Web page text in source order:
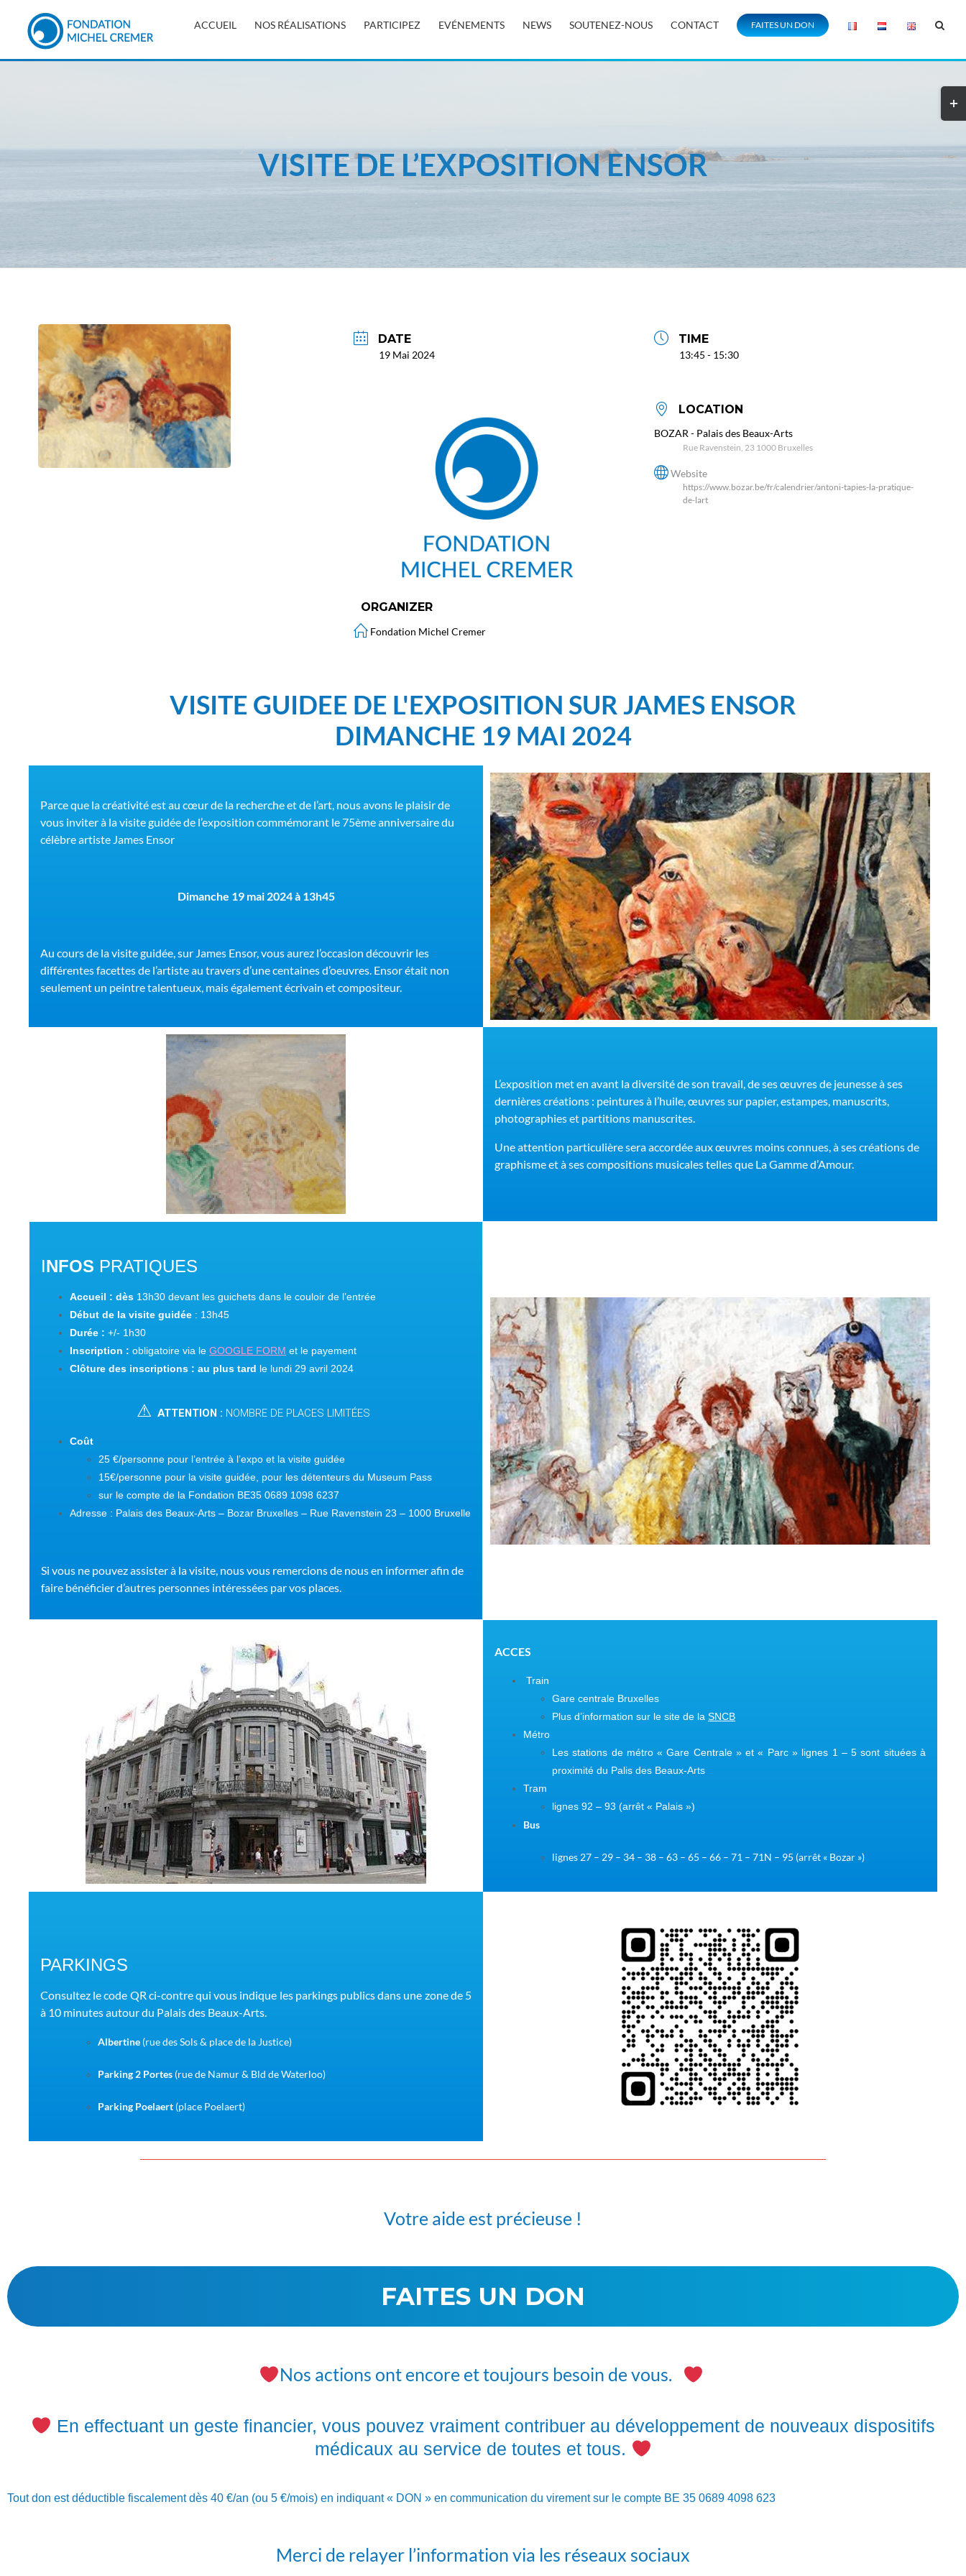
ACCUEIL NOS RÉALISATIONS PARTICIPEZ EVÉNEMENTS NEWS SOUTENEZ-NOUS CONTACT FAITES UN DON
VISITE DE L’EXPOSITION ENSOR
DATE
19 Mai 2024
ORGANIZER
Fondation Michel Cremer
TIME
13:45 - 15:30
LOCATION
BOZAR - Palais des Beaux-Arts
Rue Ravenstein, 23 1000 Bruxelles
Website
https://www.bozar.be/fr/calendrier/antoni-tapies-la-pratique-
de-lart
VISITE GUIDEE DE L'EXPOSITION SUR JAMES ENSOR
DIMANCHE 19 MAI 2024
Parce que la créativité est au cœur de la recherche et de l’art, nous avons le plaisir de
vous inviter à la visite guidée de l’exposition commémorant le 75ème anniversaire du
célèbre artiste James Ensor
Dimanche 19 mai 2024 à 13h45
Au cours de la visite guidée, sur James Ensor, vous aurez l’occasion découvrir les
différentes facettes de l’artiste au travers d’une centaines d’oeuvres. Ensor était non
seulement un peintre talentueux, mais également écrivain et compositeur.
L’exposition met en avant la diversité de son travail, de ses œuvres de jeunesse à ses
dernières créations : peintures à l’huile, œuvres sur papier, estampes, manuscrits,
photographies et partitions manuscrites.
Une attention particulière sera accordée aux œuvres moins connues, à ses créations de
graphisme et à ses compositions musicales telles que La Gamme d’Amour.
INFOS PRATIQUES
Accueil : dès 13h30 devant les guichets dans le couloir de l’entrée
Début de la visite guidée : 13h45
Durée : +/- 1h30
Inscription : obligatoire via le GOOGLE FORM et le payement
Clôture des inscriptions : au plus tard le lundi 29 avril 2024
⚠ ATTENTION : NOMBRE DE PLACES LIMITÉES
Coût
25 €/personne pour l’entrée à l’expo et la visite guidée
15€/personne pour la visite guidée, pour les détenteurs du Museum Pass
sur le compte de la Fondation BE35 0689 1098 6237
Adresse : Palais des Beaux-Arts – Bozar Bruxelles – Rue Ravenstein 23 – 1000 Bruxelle
Si vous ne pouvez assister à la visite, nous vous remercions de nous en informer afin de
faire bénéficier d’autres personnes intéressées par vos places.
ACCES
Train
Gare centrale Bruxelles
Plus d’information sur le site de la SNCB
Métro
Les stations de métro « Gare Centrale » et « Parc » lignes 1 – 5 sont situées à
proximité du Palis des Beaux-Arts
Tram
lignes 92 – 93 (arrêt « Palais »)
Bus
lignes 27 – 29 – 34 – 38 – 63 – 65 – 66 – 71 – 71N – 95 (arrêt « Bozar »)
PARKINGS
Consultez le code QR ci-contre qui vous indique les parkings publics dans une zone de 5
à 10 minutes autour du Palais des Beaux-Arts.
Albertine (rue des Sols & place de la Justice)
Parking 2 Portes (rue de Namur & Bld de Waterloo)
Parking Poelaert (place Poelaert)
Votre aide est précieuse !
FAITES UN DON
Nos actions ont encore et toujours besoin de vous.
En effectuant un geste financier, vous pouvez vraiment contribuer au développement de nouveaux dispositifs
médicaux au service de toutes et tous.
Tout don est déductible fiscalement dès 40 €/an (ou 5 €/mois) en indiquant « DON » en communication du virement sur le compte BE 35 0689 4098 623
Merci de relayer l’information via les réseaux sociaux